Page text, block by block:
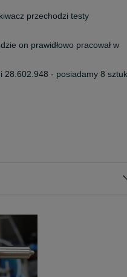
przechodzi testy
on prawidłowo pracował w
28.602.948 - posiadamy 8 sztuk
2.0 BlueHDi
BlueHDi
967.4984.080